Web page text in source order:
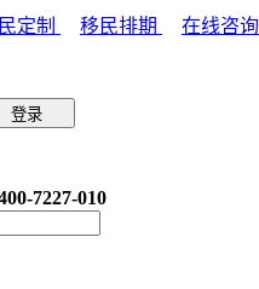
定制 移民排期 在线咨询
登录
7227-010